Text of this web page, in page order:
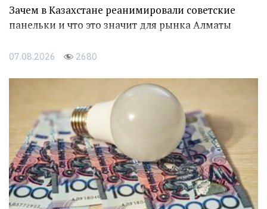
Зачем в Казахстане реанимировали советские
панельки и что это значит для рынка Алматы
07.08.2026 2680